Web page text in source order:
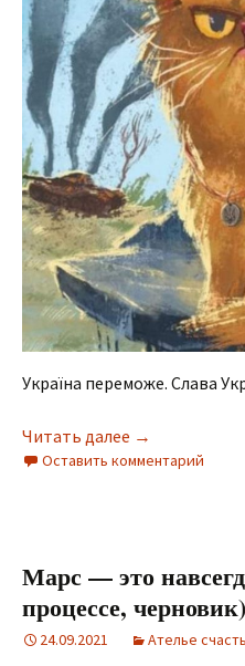
Україна переможе. Слава
Читать далее Марс — це
→
Оставить комментарий
Марс — это
процессе, черновик)
24.09.2021 Ателье